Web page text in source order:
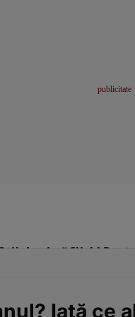
de viațăClick!
Iată ce